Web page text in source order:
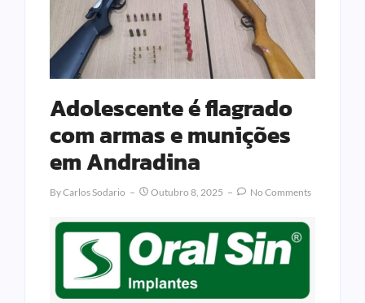
Adolescente é flagrado
com armas e munições
em Andradina
ByCarlos Sodario Outubro 8, 2025 No Comments